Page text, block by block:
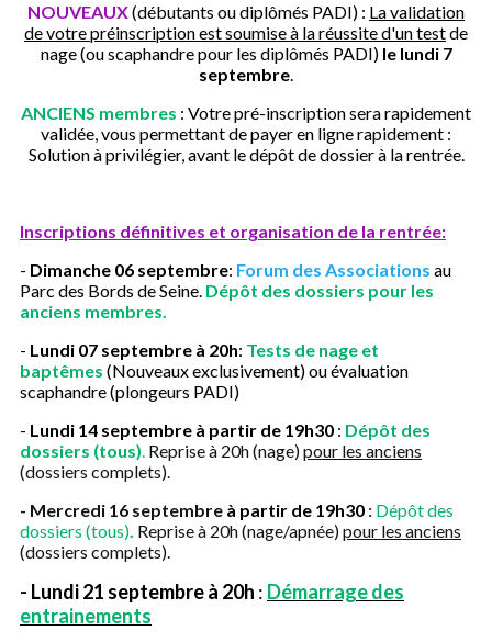
NOUVEAUX(débutants ou diplômés PADI) : La validation
de votre préinscription est soumise à la réussite d'un testde
nage (ou scaphandre pour les diplômés PADI) le lundi 7
septembre.
ANCIENS membres : Votre pré-inscription sera rapidement
validée, vous permettant de payer en ligne rapidement :
Solution à privilégier, avant le dépôt de dossier à la rentrée.
Inscriptions définitives et organisation de la rentrée:
- Dimanche 06 septembre: Forum des Associations au
Parc des Bords de Seine. Dépôt des dossiers pour les
anciens membres.
- Lundi 07 septembre à 20h: Tests de nage et
baptêmes (Nouveaux exclusivement) ou évaluation
scaphandre (plongeurs PADI)
- Lundi 14 septembre à partir de 19h30 : Dépôt des
dossiers (tous). Reprise à 20h (nage)pour les anciens
(dossiers complets).
- Mercredi 16 septembre à partir de 19h30 : Dépôt des
dossiers (tous). Reprise à 20h (nage/apnée)pour les anciens
(dossiers complets).
- Lundi 21 septembre à 20h : Démarrage des
entrainements